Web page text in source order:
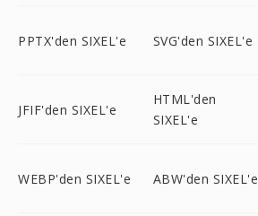
PPTX'den SIXEL'e SVG'den SIXEL'e
JFIF'den SIXEL'e
HTML'den
SIXEL'e
WEBP'den SIXEL'e ABW'den SIXEL'e